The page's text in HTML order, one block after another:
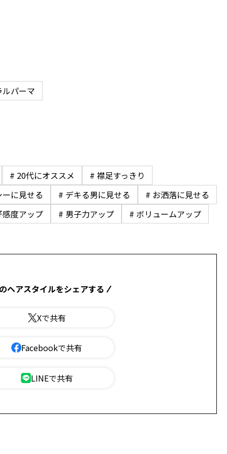
パーマ
# 20代にオススメ
# 襟足すっきり
に見せる
# デキる男に見せる
# お洒落に見せる
度アップ
# 男子力アップ # ボリュームアップ
ヘアスタイルをシェアする
Xで共有
Facebookで共有
LINEで共有